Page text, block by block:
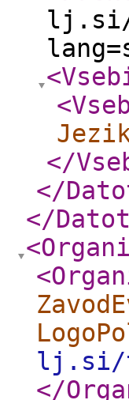
lj.si/
</
</
</
lj.si/
</